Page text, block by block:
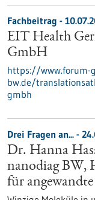
Fachbeitrag -
EIT Health
GmbH
https://www.forum-
bw.de/
gmbh
Drei Fragen an... -
Dr. Hanna
nanodiag BW,
für